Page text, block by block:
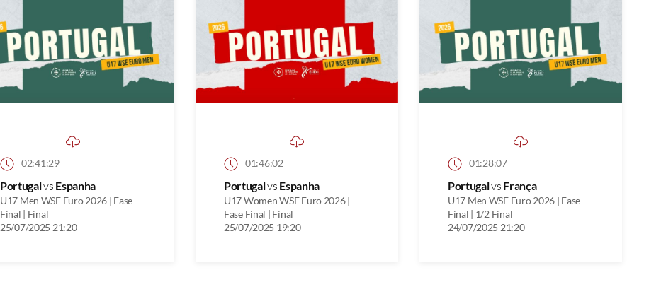
02:41:29
Portugalvs Espanha
U17 Men WSE Euro 2026 | Fase
Final | Final
25/07/2025 21:20
01:46:02
Portugalvs Espanha
U17 Women WSE Euro 2026 |
Fase Final | Final
25/07/2025 19:20
01:28:07
Portugalvs França
U17 Men WSE Euro 2026 | Fase
Final | 1/2 Final
24/07/2025 21:20